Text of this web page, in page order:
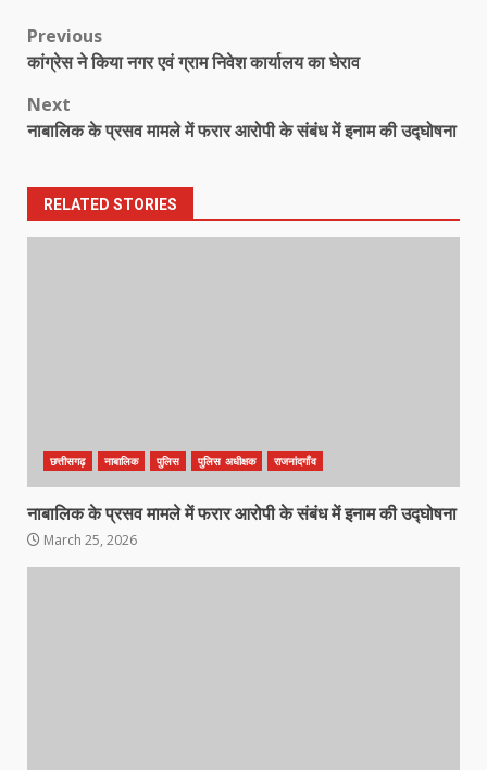
Post
navigation
Previous
कांग्रेस ने किया नगर एवं ग्राम निवेश कार्यालय का घेराव
Next
नाबालिक के प्रसव मामले में फरार आरोपी के संबंध में इनाम की उद्घोषना
RELATED STORIES
छत्तीसगढ़ नाबालिक पुलिस पुलिस अधीक्षक राजनांदगाँव
नाबालिक के प्रसव मामले में फरार आरोपी के संबंध में इनाम की उद्घोषना
March 25, 2026
3
कांग्रेस ने किया नगर एवं ग्राम निवेश